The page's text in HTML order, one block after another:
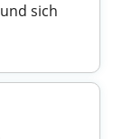
sich